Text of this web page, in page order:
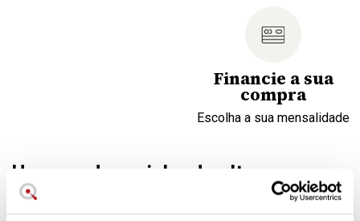
Financie a sua
compra
Escolha a sua mensalidade
Um grande moinho de alta
qualidade